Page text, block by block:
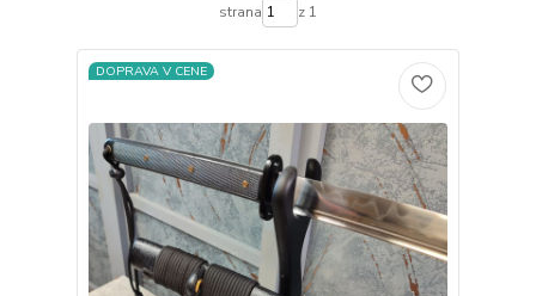
strana z 1
DOPRAVA V CENE